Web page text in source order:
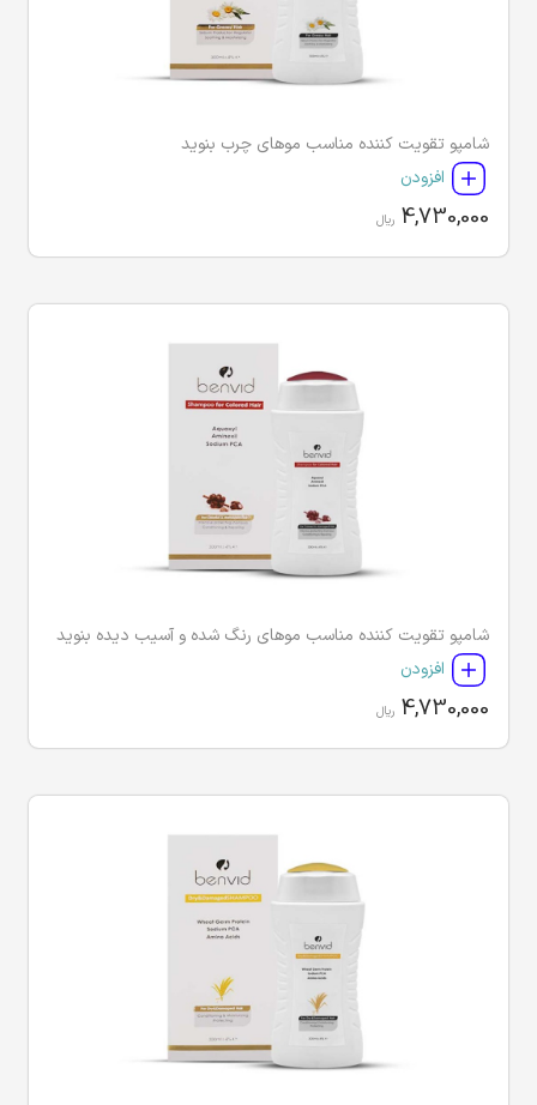
شامپو تقویت کننده مناسب موهای چرب بنوید
افزودن
4,730,000 ریال
شامپو تقویت کننده مناسب موهای رنگ شده و آسیب دیده بنوید
افزودن
4,730,000 ریال